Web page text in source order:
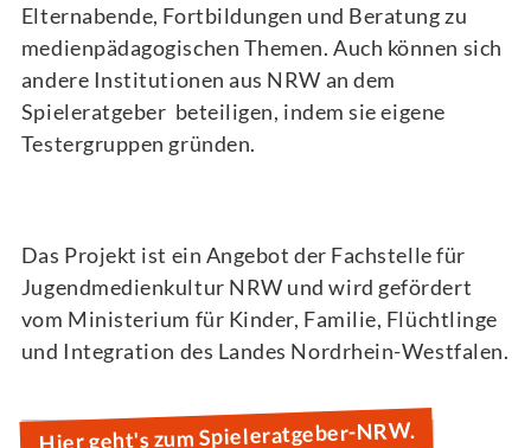
Elternabende, Fortbildungen und Beratung zu
medienpädagogischen Themen. Auch können sich
andere Institutionen aus NRW an dem
Spieleratgeber beteiligen, indem sie eigene
Testergruppen gründen.
Das Projekt ist ein Angebot der Fachstelle für
Jugendmedienkultur NRW und wird gefördert
vom Ministerium für Kinder, Familie, Flüchtlinge
und Integration des Landes Nordrhein-Westfalen.
Hier geht's zum Spieleratgeber-NRW.